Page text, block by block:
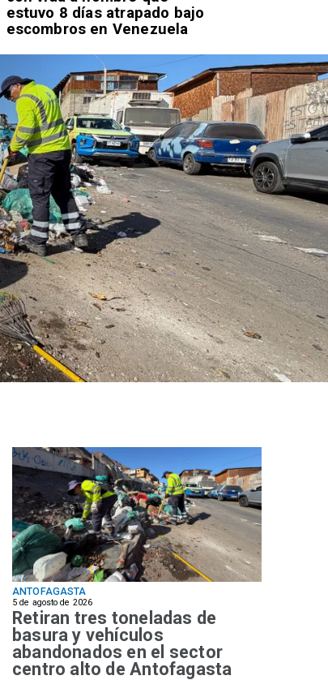
estuvo 8 días atrapado bajo
escombros en Venezuela
ANTOFAGASTA
5 de agosto de 2026
Retiran tres toneladas de
basura y vehículos
abandonados en el sector
centro alto de Antofagasta